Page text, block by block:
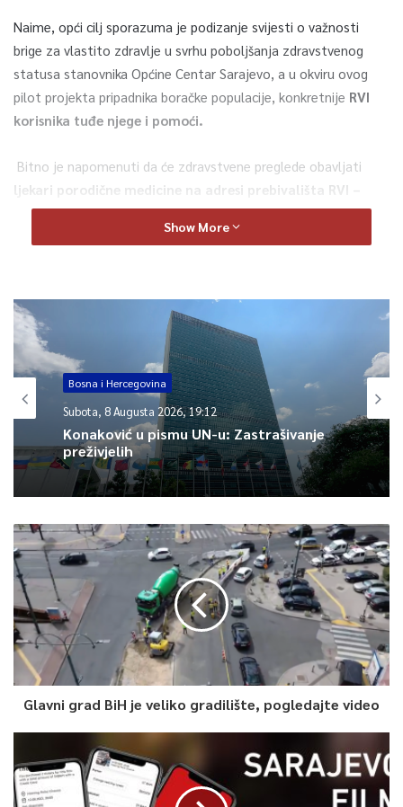
Naime, opći cilj sporazuma je podizanje svijesti o važnosti
brige za vlastito zdravlje u svrhu poboljšanja zdravstvenog
statusa stanovnika Općine Centar Sarajevo, a u okviru ovog
pilot projekta pripadnika boračke populacije, konkretnije RVI
korisnika tuđe njege i pomoći.
Bitno je napomenuti da će zdravstvene preglede obavljati
ljekari porodične medicine na adresi prebivališta RVI –
korisnika tuđe njege i pomoći, a isti će obuhvatati pregled
kompletne krvne slike sa specifičnim laboratorijskim
ljekara. Ukoliko se uoče eventualni zdravstveni problemi i ukaže
potreba za proširenje obima pretraga, isti će biti
transportovan u OJ „Centar“ gdje će se potrebne dodatne
pretrage i realizovati, saopćeno je iz Općine Centar.
0
Article Rating
Show More
Bosna i Hercegovina
Subota, 8 Augusta 2026, 19:12
Konaković u pismu UN-u: Zastrašivanje
preživjelih
Glavni grad BiH je veliko gradilište, pogledajte video